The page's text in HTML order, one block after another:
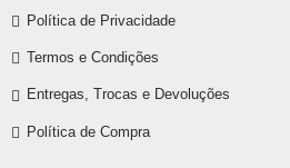
Política de Privacidade
Termos e Condições
Entregas, Trocas e Devoluções
Política de Compra